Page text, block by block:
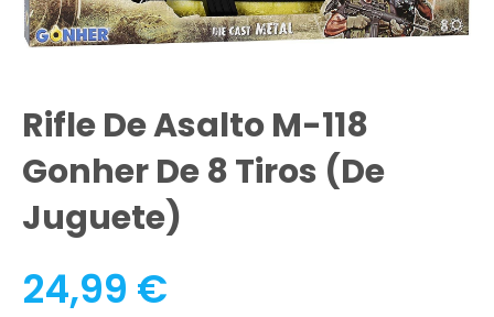
Rifle De Asalto M-118
Gonher De 8 Tiros (de
Juguete)
24,99 €